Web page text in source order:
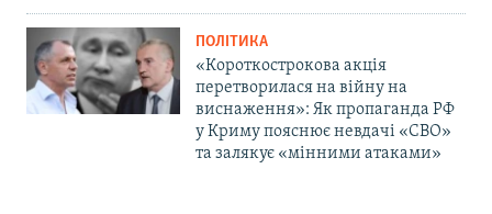
ПОЛІТИКА
«Короткострокова акція
перетворилася на війну на
виснаження»: Як пропаганда РФ
у Криму пояснює невдачі «СВО»
та залякує «мінними атаками»